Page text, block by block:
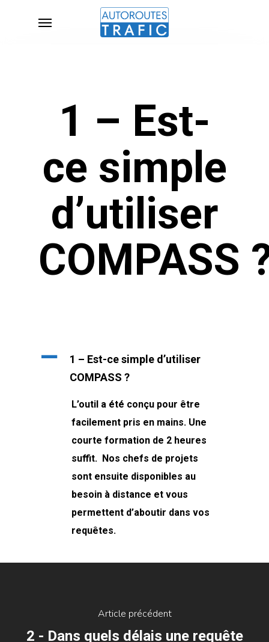
1 – Est-
ce simple
d’utiliser
COMPASS
A
1 – Est-ce simple d’utiliser
COMPASS ?
L’outil a été conçu pour être
facilement pris en mains. Une
courte formation de 2 heures
suffit. Nos chefs de projets
sont ensuite disponibles au
besoin à distance et vous
permettent d’aboutir dans vos
requêtes.
Article précédent
2 - Dans quels délais une requête